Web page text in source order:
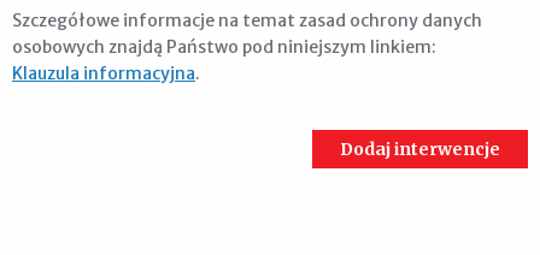
Szczegółowe informacje na temat zasad ochrony danych
osobowych znajdą Państwo pod niniejszym linkiem:
Klauzula informacyjna.